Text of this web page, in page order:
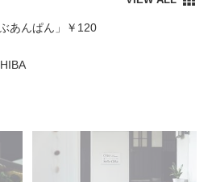
あんぱん」￥120